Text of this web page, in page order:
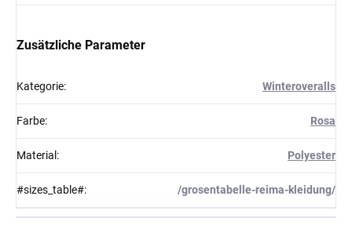
Zusätzliche Parameter
Kategorie: Winteroveralls
Farbe: Rosa
Material : Polyester
#sizes_table#: /grosentabelle-reima-kleidung/